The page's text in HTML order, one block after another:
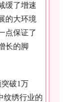
缓了增速
的大环境
点保证了
长的脚
破1万
纹绣行业的